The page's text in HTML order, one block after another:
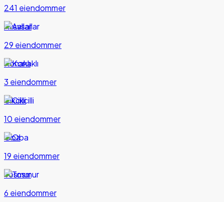
241 eiendommer
Avsallar
29 eiendommer
Konaklı
3 eiendommer
Cikcilli
10 eiendommer
Oba
19 eiendommer
Tosmur
6 eiendommer